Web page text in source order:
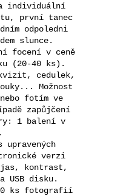
individuální
první tanec
odpoledni
slunce.
focení v ceně
(20-40 ks).
cedulek,
Možnost
fotím ve
zapůjčení
1 balení v
upravených
verzi
kontrast,
disku.
ks fotografií